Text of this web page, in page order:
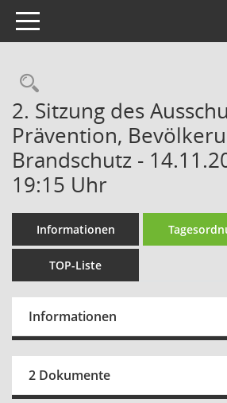
Toggle navigation
Rechercheauswahl
2. Sitzung des
Prävention,
Brandschutz -
19:15 Uhr
Informationen
TOP-Liste
Informationen
2 Dokumente